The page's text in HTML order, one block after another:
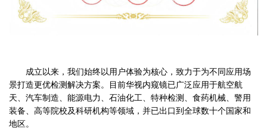
成立以来，我们始终以用户体验为核心，致力于为不同应用场
景打造更优检测解决方案。目前华视内窥镜已广泛应用于航空航
天、汽车制造、能源电力、石油化工、特种检测、食药机械、警用
装备、高等院校及科研机构等领域，并已出口到全球数十个国家和
地区。